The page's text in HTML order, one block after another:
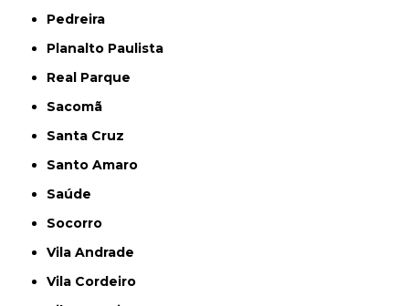
Pedreira
Planalto Paulista
Real Parque
Sacomã
Santa Cruz
Santo Amaro
Saúde
Socorro
Vila Andrade
Vila Cordeiro